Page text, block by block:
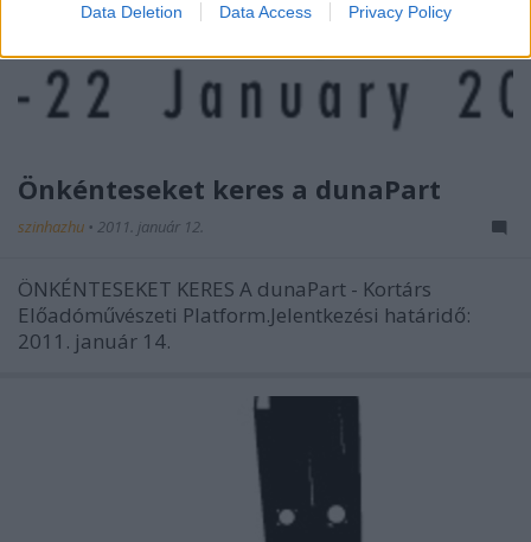
Data Deletion Data Access Privacy Policy
Önkénteseket keres a dunaPart
szinhazhu • 2011. január 12.
ÖNKÉNTESEKET KERES A dunaPart - Kortárs
Előadóművészeti Platform.Jelentkezési határidő:
2011. január 14.